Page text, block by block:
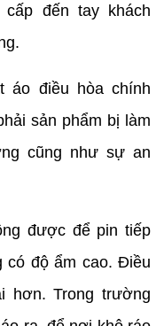
đến tay khách
áo điều hòa chính
sản phẩm bị làm
cũng như sự an
được để pin tiếp
độ ẩm cao. Điều
hơn. Trong trường